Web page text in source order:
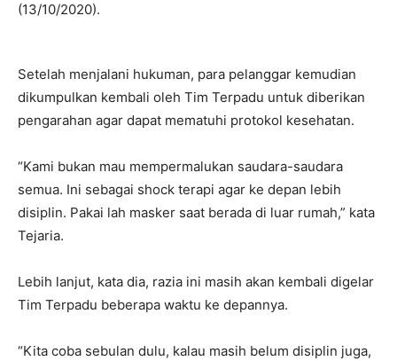
(13/10/2020).
Setelah menjalani hukuman, para pelanggar kemudian
dikumpulkan kembali oleh Tim Terpadu untuk diberikan
pengarahan agar dapat mematuhi protokol kesehatan.
“Kami bukan mau mempermalukan saudara-saudara
semua. Ini sebagai shock terapi agar ke depan lebih
disiplin. Pakai lah masker saat berada di luar rumah,” kata
Tejaria.
Lebih lanjut, kata dia, razia ini masih akan kembali digelar
Tim Terpadu beberapa waktu ke depannya.
“Kita coba sebulan dulu, kalau masih belum disiplin juga,